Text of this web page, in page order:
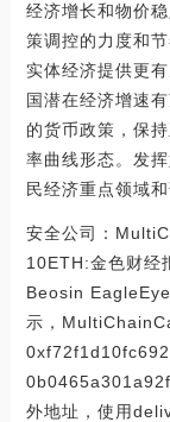
经济增长和物价
策调控的力度和
实体经济提供更
国潜在经济增速
的货币政策，保
率曲线形态。发
民经济重点领域
安全公司：
10ETH:金色财经
Beosin
示，
外地址，使用